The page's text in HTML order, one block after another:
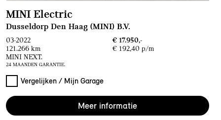
MINI Electric
Dusseldorp Den Haag (MINI) B.V.
03-2022
€ 17.950,-
121.266 km
€ 192,40 p/m
MINI NEXT.
24 MAANDEN GARANTIE.
Vergelijken / Mijn Garage
Meer informatie